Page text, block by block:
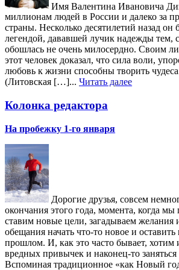
Имя Валентина Ивановича
миллионам людей в России и далеко за
страны. Несколько десятилетий назад он
легендой, дававшей лучик надежды тем,
обошлась не очень милосердно. Своим
этот человек доказал, что сила воли,
любовь к жизни способны творить
(Литовская […]... Читать далее
Колонка редактора
На пробежку 1-го января
Дорогие друзья, совсем
окончания этого года, момента, когда
ставим новые цели, загадываем желания
обещания начать что-то новое и оставить
прошлом. И, как это часто бывает, хотим
вредных привычек и наконец-то
Вспоминая традиционное «как Новый